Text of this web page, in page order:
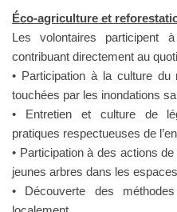
Éco-agriculture et
Les volontaires participent
contribuant directement au
• Participation à la culture
touchées par les inondations
• Entretien et culture de
pratiques respectueuses de
• Participation à des actions
jeunes arbres dans les
• Découverte des